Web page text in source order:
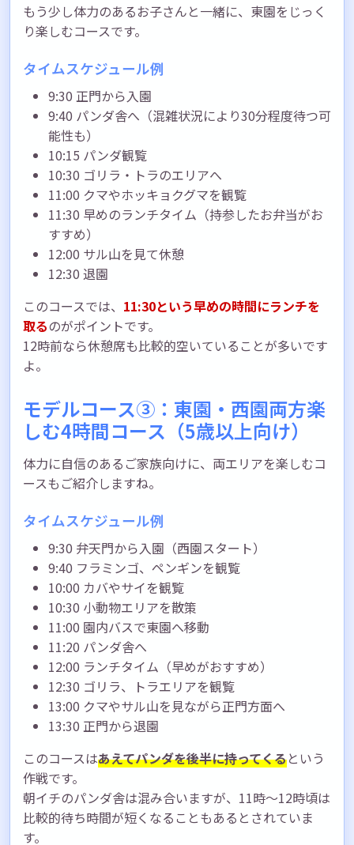
もう少し体力のあるお子さんと一緒に、東園をじっく
り楽しむコースです。
タイムスケジュール例
9:30 正門から入園
9:40 パンダ舎へ（混雑状況により30分程度待つ可
能性も）
10:15 パンダ観覧
10:30 ゴリラ・トラのエリアへ
11:00 クマやホッキョクグマを観覧
11:30 早めのランチタイム（持参したお弁当がお
すすめ）
12:00 サル山を見て休憩
12:30 退園
このコースでは、 11:30という早めの時間にランチを
取るのがポイントです。
12時前なら休憩席も比較的空いていることが多いです
よ。
モデルコース③：東園・西園両方楽
しむ4時間コース（5歳以上向け）
体力に自信のあるご家族向けに、両エリアを楽しむコ
ースもご紹介しますね。
タイムスケジュール例
9:30 弁天門から入園（西園スタート）
9:40 フラミンゴ、ペンギンを観覧
10:00 カバやサイを観覧
10:30 小動物エリアを散策
11:00 園内バスで東園へ移動
11:20 パンダ舎へ
12:00 ランチタイム（早めがおすすめ）
12:30 ゴリラ、トラエリアを観覧
13:00 クマやサル山を見ながら正門方面へ
13:30 正門から退園
このコースはあえてパンダを後半に持ってくるという
作戦です。
朝イチのパンダ舎は混み合いますが、11時〜12時頃は
比較的待ち時間が短くなることもあるとされていま
す。